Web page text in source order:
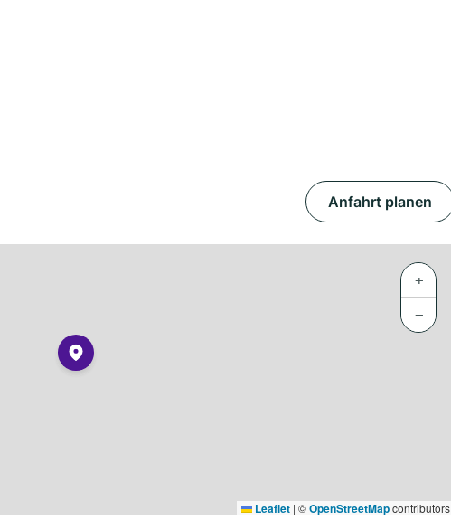
Anfahrt planen
+
−
Leaflet | ©OpenStreetMapcontributors